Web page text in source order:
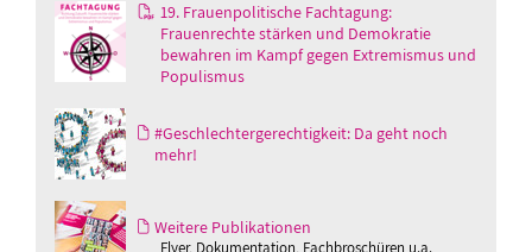
19. Frauenpolitische Fachtagung:
Frauenrechte stärken und Demokratie
bewahren im Kampf gegen Extremismus und
Populismus
#Geschlechtergerechtigkeit: Da geht noch
mehr!
Weitere Publikationen
Flyer, Dokumentation, Fachbroschüren u.a.